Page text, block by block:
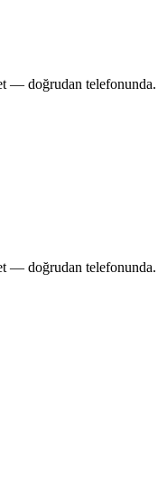
— doğrudan telefonunda.
— doğrudan telefonunda.